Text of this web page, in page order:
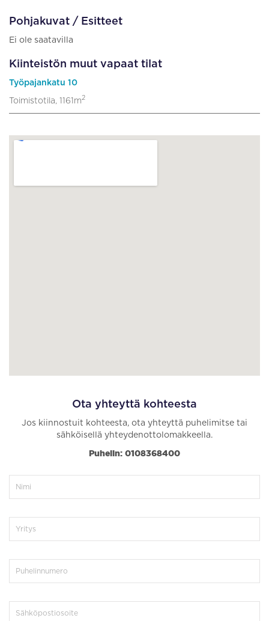
Pohjakuvat / Esitteet
Ei ole saatavilla
Kiinteistön muut vapaat tilat
Työpajankatu 10
Toimistotila, 1161m2
Ota yhteyttä kohteesta
Jos kiinnostuit kohteesta, ota yhteyttä puhelimitse tai
sähköisellä yhteydenottolomakkeella.
Puhelin: 0108368400